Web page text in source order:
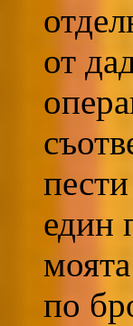
от
един
по